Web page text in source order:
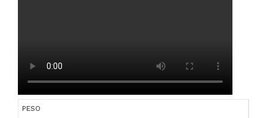
PESO